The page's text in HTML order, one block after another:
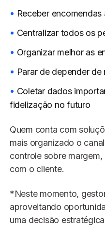
Receber
Centralizar todos os
Organizar melhor as
Parar de depender
Coletar dados
fidelização no futuro
Quem conta com
mais organizado o
controle sobre
com o cliente.
*Neste momento,
aproveitando
uma decisão